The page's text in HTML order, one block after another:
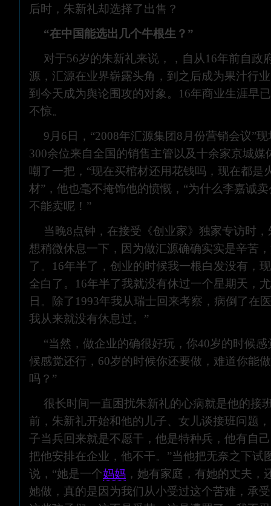
后时，朱新礼却选择了出售？
“在中国能选出几个牛根生？”
对于56岁的朱新礼来说，，自从16年前自政
源，汇源在业界崭露头角，到之后成为果汁行
到今天成为舆论围攻的对象。16年商业生涯早
不惊。
9月6日，“2008年汇源集团8月份营销会议”
300余位来自全国的销售主管以及十余家京城媒
嘲了一把，“现在买棺材还用花钱吗，现在都是
材”，他也毫不掩饰他的愤慨，“为什么李嘉诚
不能卖呢！”
当晚8点钟，在接受《创业家》独家专访时
想稍微休息一下，因为做汇源确确实实是辛苦
了。16年半了，创业的时候我一根白发没有，
全白了。16年半了我就没有休过一个星期天，
日。除了1993年我从瑞士回来考察，病倒了在
我从来就没有休息过。”
“当然，做企业的确很好玩，你40岁的时候
候感觉还行，60岁的时候你还要做，难道你能
吗？”
很长时间一直困扰朱新礼的心病就是他的接
前，朱新礼开始和他的儿子、女儿谈接班问题
子当兵回来就是不愿干，他是特种兵，他有自
把他安排在企业，他不干。”当他把无奈之下试
说，“她是一个妈妈 ，她有家庭，有她的丈夫，
她做，真的是因为我们从小受过这个苦难，承